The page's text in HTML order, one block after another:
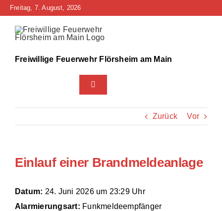
Zum
springen
Freitag, 7. August, 2026
Freiwillige Feuerwehr Flörsheim am Main
Toggle
Navigation
Home
Bürgerinfo
Über uns
Zurück Vor
Einlauf einer Brandmeldeanlage
Datum: 24. Juni 2026 um 23:29 Uhr
Alarmierungsart: Funkmeldeempfänger